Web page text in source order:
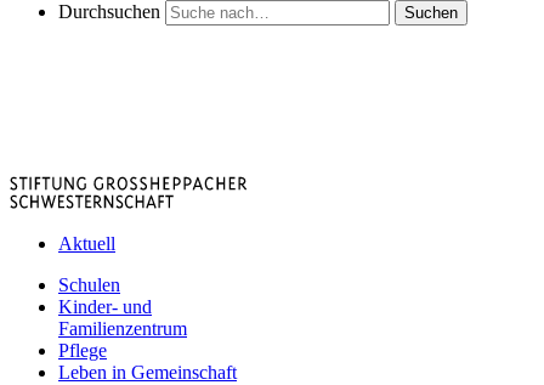
Durchsuchen
Suchen
Aktuell
Schulen
Kinder- und
Familienzentrum
Pflege
Leben in Gemeinschaft